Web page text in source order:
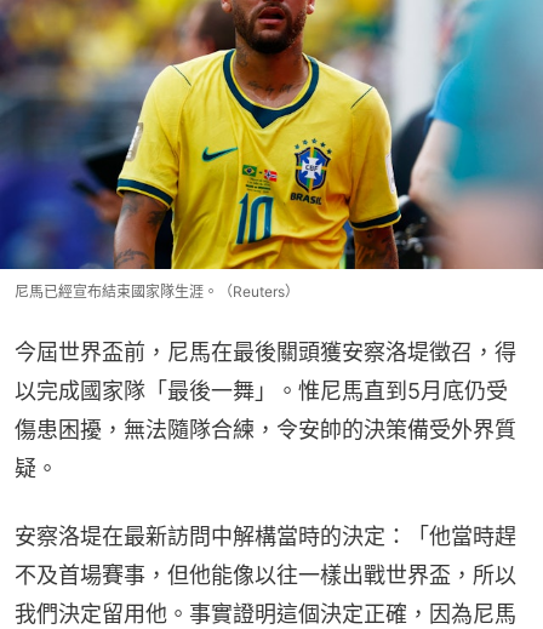
尼馬已經宣布結束國家隊生涯。（Reuters）
今屆世界盃前，尼馬在最後關頭獲安察洛堤徵召，得
以完成國家隊「最後一舞」。惟尼馬直到5月底仍受
傷患困擾，無法隨隊合練，令安帥的決策備受外界質
疑。
安察洛堤在最新訪問中解構當時的決定：「他當時趕
不及首場賽事，但他能像以往一樣出戰世界盃，所以
我們決定留用他。事實證明這個決定正確，因為尼馬